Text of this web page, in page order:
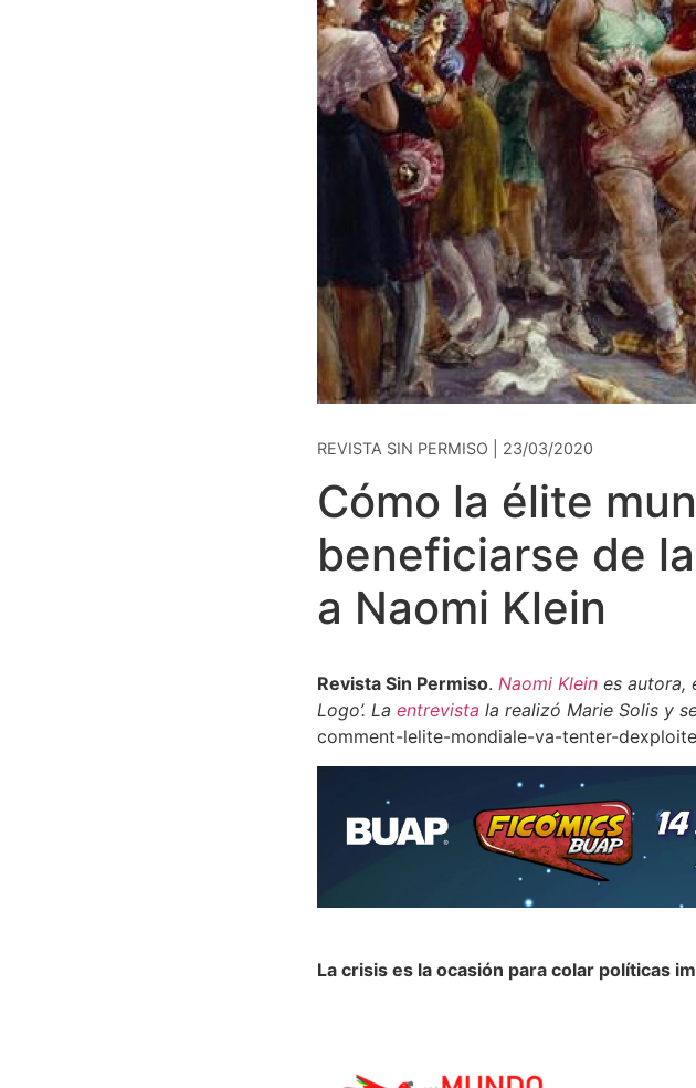
REVISTA SIN PERMISO | 23/03/2020
Cómo la élite
beneficiarse de
a Naomi Klein
Revista Sin Permiso. Naomi Klein es autora,
Logo’. La entrevista la realizó Marie Solis y
comment-lelite-mondiale-va-tenter-
La crisis es la ocasión para colar políticas